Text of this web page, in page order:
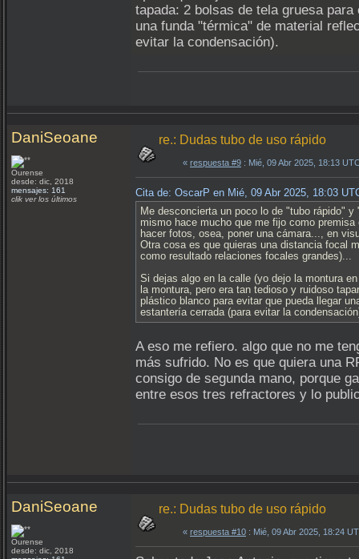
tapada: 2 bolsas de tela gruesa
una funda "térmica" de material
evitar la condensación).
DaniSeoane
Ourense
desde: dic, 2018
mensajes: 161
clik ver los últimos
re.: Dudas tubo de uso rápido
« respuesta #9 : Mié, 09 Abr 2025, 18:13
Cita de: OscarP en Mié, 09 Abr 2025, 18:03
Me desconcierta un poco lo de "tubo rápido"
mismo hace mucho que me fijo como
hacer fotos, osea, poner una cámara..., en
Otra cosa es que quieras una distancia focal
como resultado relaciones focales grandes)...
Si dejas algo en la calle (yo dejo la montura
la montura, pero era tan tedioso y ruidoso
plástico blanco para evitar que pueda llegar
estantería cerrada (para evitar la
A eso me refiero. algo que no me
más sufrido. No es que quiera una
consigo de segunda mano, porque
entre esos tres refractores y lo
DaniSeoane
Ourense
desde: dic, 2018
re.: Dudas tubo de uso rápido
« respuesta #10 : Mié, 09 Abr 2025, 18:24